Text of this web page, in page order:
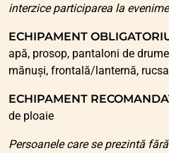
interzice participarea la
ECHIPAMENT
apă, prosop, pantaloni de
mănuși, frontală/lanternă,
ECHIPAMENT
de ploaie
Persoanele care se prezintă fără